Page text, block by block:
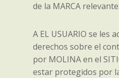
de la MARCA relevante.
A EL USUARIO se les
derechos sobre el
por MOLINA en el
estar protegidos por